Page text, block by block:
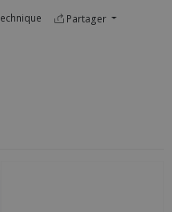
Partager